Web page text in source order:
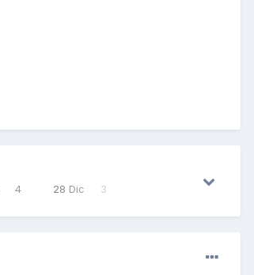
4 28 Dic 3